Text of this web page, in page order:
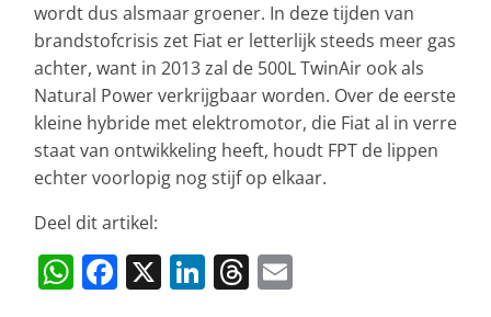
wordt dus alsmaar groener. In deze tijden van
brandstofcrisis zet Fiat er letterlijk steeds meer gas
achter, want in 2013 zal de 500L TwinAir ook als
Natural Power verkrijgbaar worden. Over de eerste
kleine hybride met elektromotor, die Fiat al in verre
staat van ontwikkeling heeft, houdt FPT de lippen
echter voorlopig nog stijf op elkaar.
Deel dit artikel:
W F X Li T